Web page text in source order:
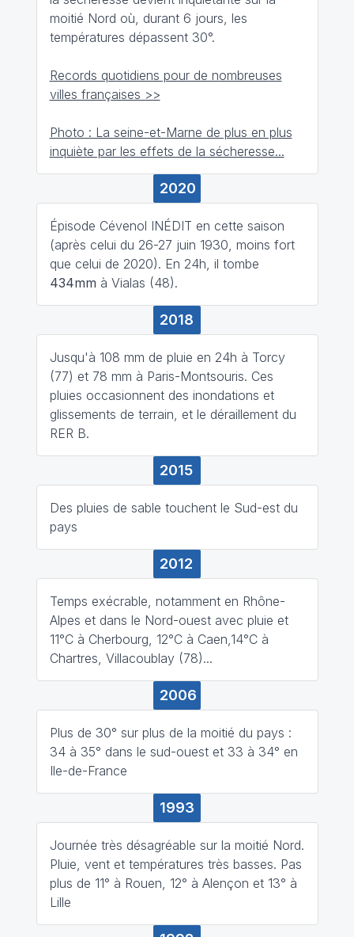
moitié Nord où, durant 6 jours, les
températures dépassent 30°.
Records quotidiens pour de nombreuses
villes françaises >>
Photo : La seine-et-Marne de plus en plus
inquiète par les effets de la sécheresse...
2020
Épisode Cévenol INÉDIT en cette saison
(après celui du 26-27 juin 1930, moins fort
que celui de 2020). En 24h, il tombe
434mm à Vialas (48).
2018
Jusqu'à 108 mm de pluie en 24h à Torcy
(77) et 78 mm à Paris-Montsouris. Ces
pluies occasionnent des inondations et
glissements de terrain, et le déraillement du
RER B.
2015
Des pluies de sable touchent le Sud-est du
pays
2012
Temps exécrable, notamment en Rhône-
Alpes et dans le Nord-ouest avec pluie et
11°C à Cherbourg, 12°C à Caen,14°C à
Chartres, Villacoublay (78)...
2006
Plus de 30° sur plus de la moitié du pays :
34 à 35° dans le sud-ouest et 33 à 34° en
Ile-de-France
1993
Journée très désagréable sur la moitié Nord.
Pluie, vent et températures très basses. Pas
plus de 11° à Rouen, 12° à Alençon et 13° à
Lille